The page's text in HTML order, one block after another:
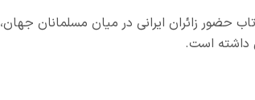
حضور زائران ایرانی در میان مسلمانان جهان،
داشته است.